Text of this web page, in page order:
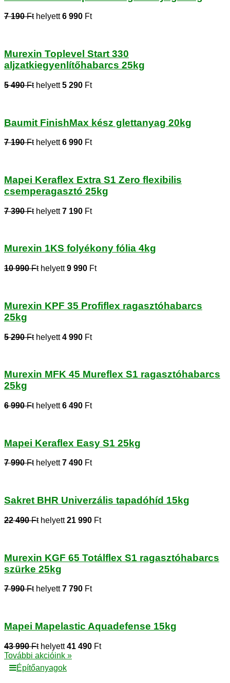
7 190 Fthelyett6 990 Ft
Murexin Toplevel Start 330
aljzatkiegyenlítőhabarcs 25kg
5 490 Fthelyett5 290 Ft
Baumit FinishMax kész glettanyag 20kg
7 190 Fthelyett6 990 Ft
Mapei Keraflex Extra S1 Zero flexibilis
csemperagasztó 25kg
7 390 Fthelyett7 190 Ft
Murexin 1KS folyékony fólia 4kg
10 990 Fthelyett9 990 Ft
Murexin KPF 35 Profiflex ragasztóhabarcs
25kg
5 290 Fthelyett4 990 Ft
Murexin MFK 45 Mureflex S1 ragasztóhabarcs
25kg
6 990 Fthelyett6 490 Ft
Mapei Keraflex Easy S1 25kg
7 990 Fthelyett7 490 Ft
Sakret BHR Univerzális tapadóhíd 15kg
22 490 Fthelyett21 990 Ft
Murexin KGF 65 Totálflex S1 ragasztóhabarcs
szürke 25kg
7 990 Fthelyett7 790 Ft
Mapei Mapelastic Aquadefense 15kg
43 990 Fthelyett41 490 Ft
További akcióink »
Építőanyagok